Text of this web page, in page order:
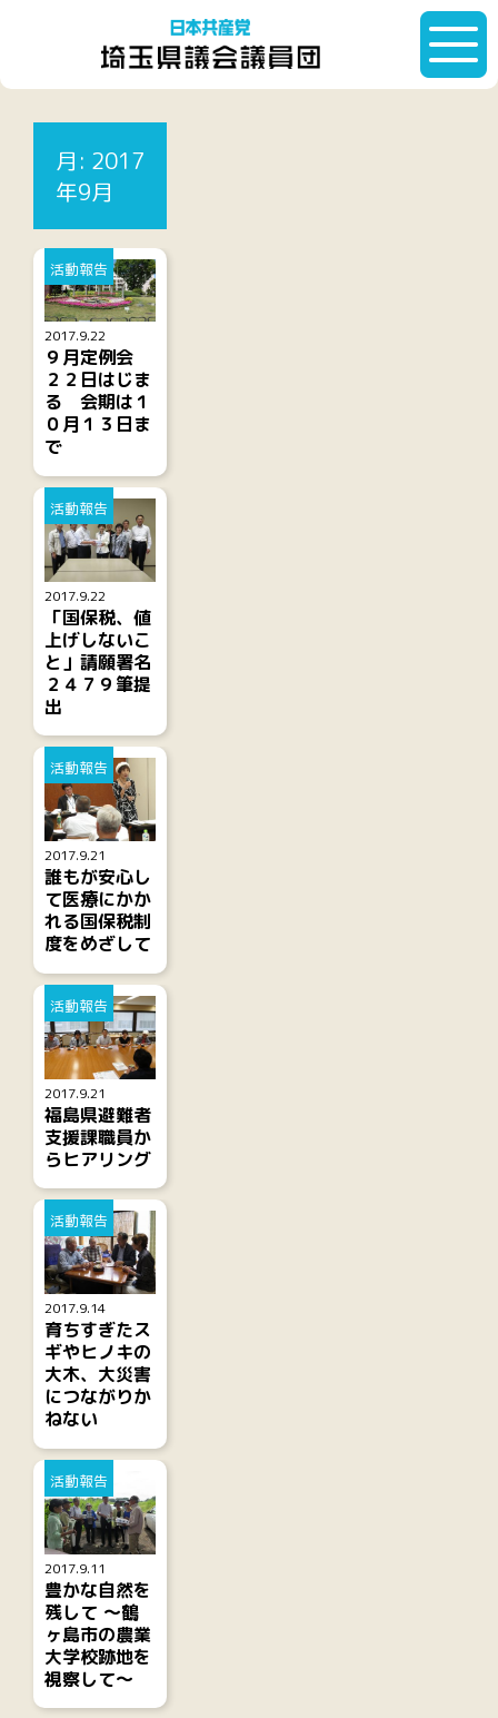
月: 2017
年9月
記事一覧
2017.9.22
活動報告
９月定例会
２２日はじま
る 会期は１
０月１３日ま
で
2017.9.22
活動報告
「国保税、値
上げしないこ
と」請願署名
２４７９筆提
出
2017.9.21
活動報告
誰もが安心し
て医療にかか
れる国保税制
度をめざして
2017.9.21
活動報告
福島県避難者
支援課職員か
らヒアリング
2017.9.14
活動報告
育ちすぎたス
ギやヒノキの
大木、大災害
につながりか
ねない
2017.9.11
活動報告
豊かな自然を
残して ～鶴
ヶ島市の農業
大学校跡地を
視察して～